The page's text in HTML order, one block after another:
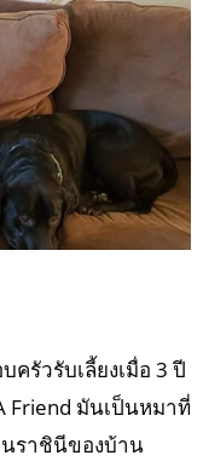
รัวรับเลี้ยงเมื่อ 3 ปี
Friend มันเป็นหมาที่
นราชินีของบ้าน